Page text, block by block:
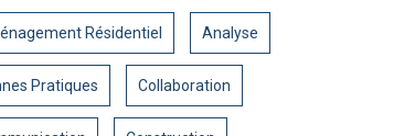
Résidentiel Analyse
Pratiques Collaboration